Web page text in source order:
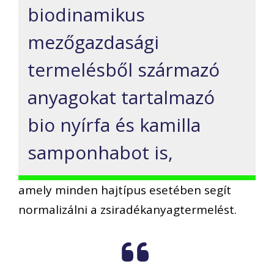
biodinamikus
mezőgazdasági
termelésből származó
anyagokat tartalmazó
bio nyírfa és kamilla
samponhabot is,
amely minden hajtípus esetében segít
normalizálni a zsiradékanyagtermelést.